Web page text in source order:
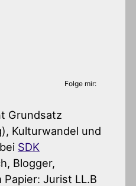
Folge mir:
Grundsatz
Kulturwandel und
bei SDK
Blogger,
Jurist LL.B